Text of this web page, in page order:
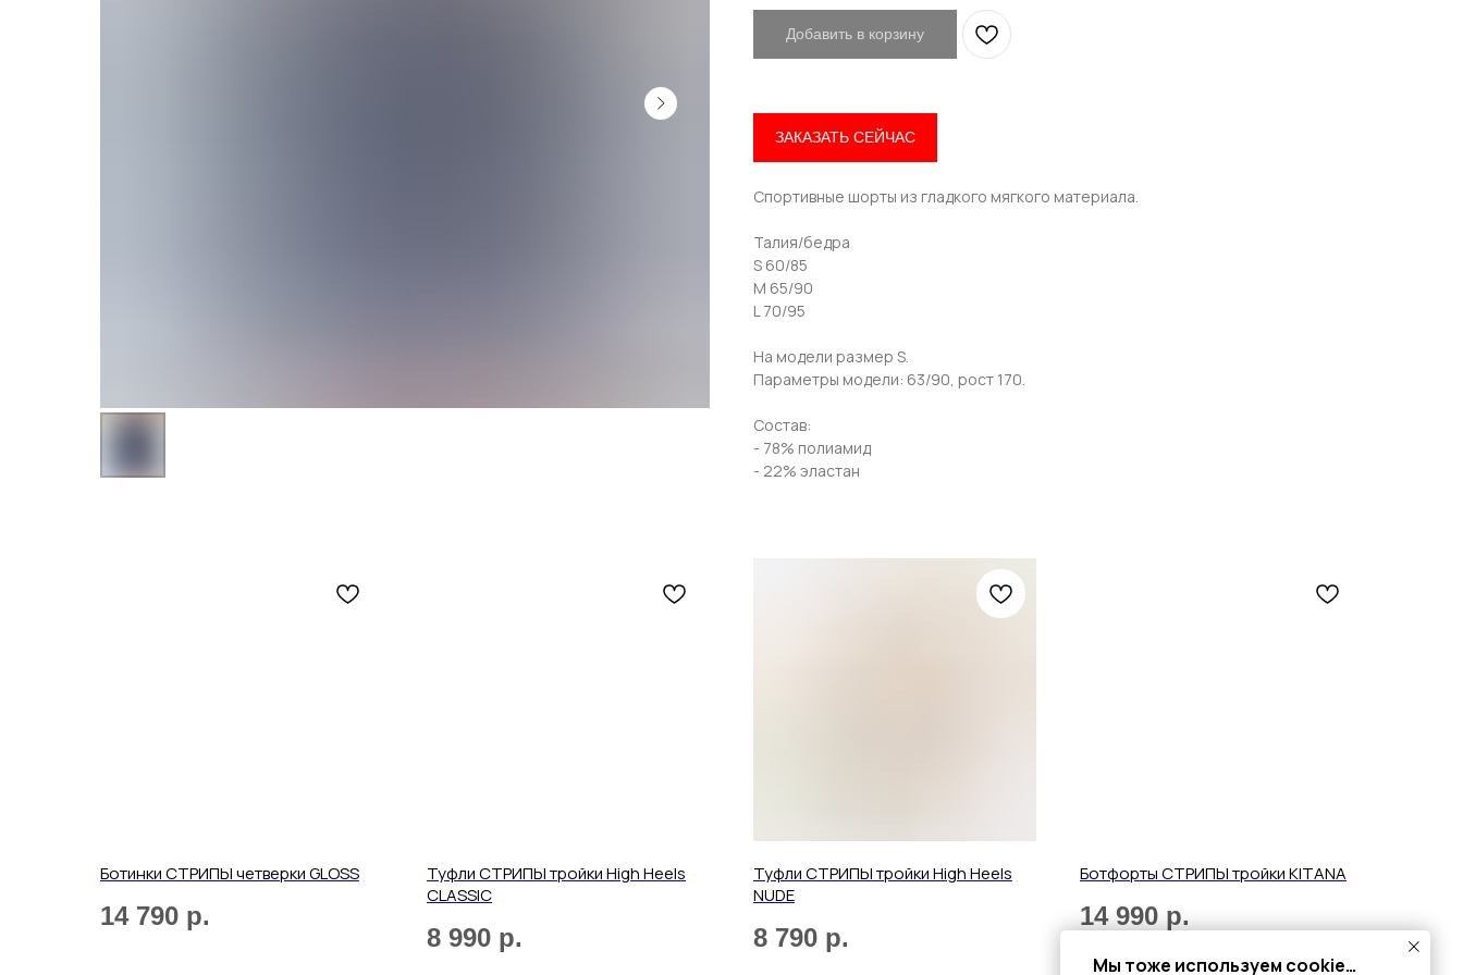
Привет! Дарим тебе -10% на первую покупку!
Подпишись на нашу рассылку
...и узнавай об акциях первой!
Телефон
Нажимая на кнопку, вы даете согласие на обработку своих
персональных данных согласно 152-ФЗ.
Мы тоже используем cookie…
Добавить в корзину
ЗАКАЗАТЬ СЕЙЧАС
Спортивные шорты из гладкого мягкого материала.
Талия/бедра
S 60/85
M 65/90
L 70/95
На модели размер S.
Параметры модели: 63/90, рост 170.
Состав:
- 78% полиамид
- 22% эластан
Ботинки СТРИПЫ четверки GLOSS
14 790 р.
Туфли СТРИПЫ тройки High Heels
CLASSIC
8 990 р.
Туфли СТРИПЫ тройки High Heels
NUDE
8 790 р.
Ботфорты СТРИПЫ тройки KITANA
14 990 р.